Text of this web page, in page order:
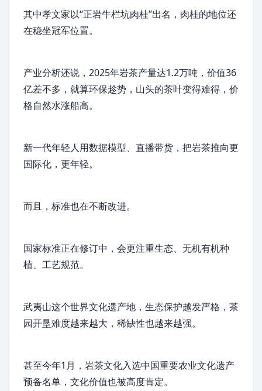
其中孝文家以“正岩牛栏坑肉桂”出名，肉桂的地位还
在稳坐冠军位置。
产业分析还说，2025年岩茶产量达1.2万吨，价值36
亿差不多，就算环保趁势，山头的茶叶变得难得，价
格自然水涨船高。
新一代年轻人用数据模型、直播带货，把岩茶推向更
国际化，更年轻。
而且，标准也在不断改进。
国家标准正在修订中，会更注重生态、 无机有机种
植、工艺规范。
武夷山这个世界文化遗产地，生态保护越发严格，茶
园开垦难度越来越大，稀缺性也越来越强。
甚至今年1月，岩茶文化入选中国重要农业文化遗产
预备名单，文化价值也被高度肯定。